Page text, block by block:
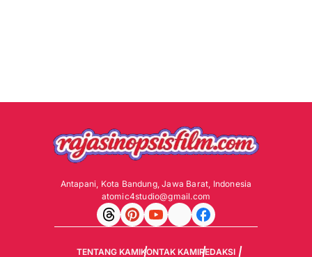
Antapani, Kota Bandung, Jawa Barat, Indonesia
atomic4studio@gmail.com
TENTANG KAMIKONTAK KAMIREDAKSI